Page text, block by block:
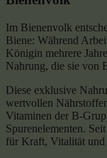
Im Bienenvolk
Biene: Während
Königin mehrere
Nahrung, die sie von
Diese exklusive
wertvollen
Vitaminen der B-
Spurenelementen.
für Kraft, Vitalität und